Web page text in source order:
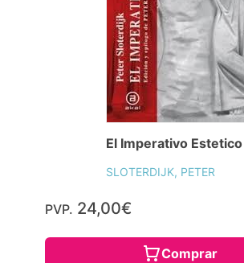
El Imperativo Estetico
SLOTERDIJK, PETER
PVP. 24,00€
Comprar